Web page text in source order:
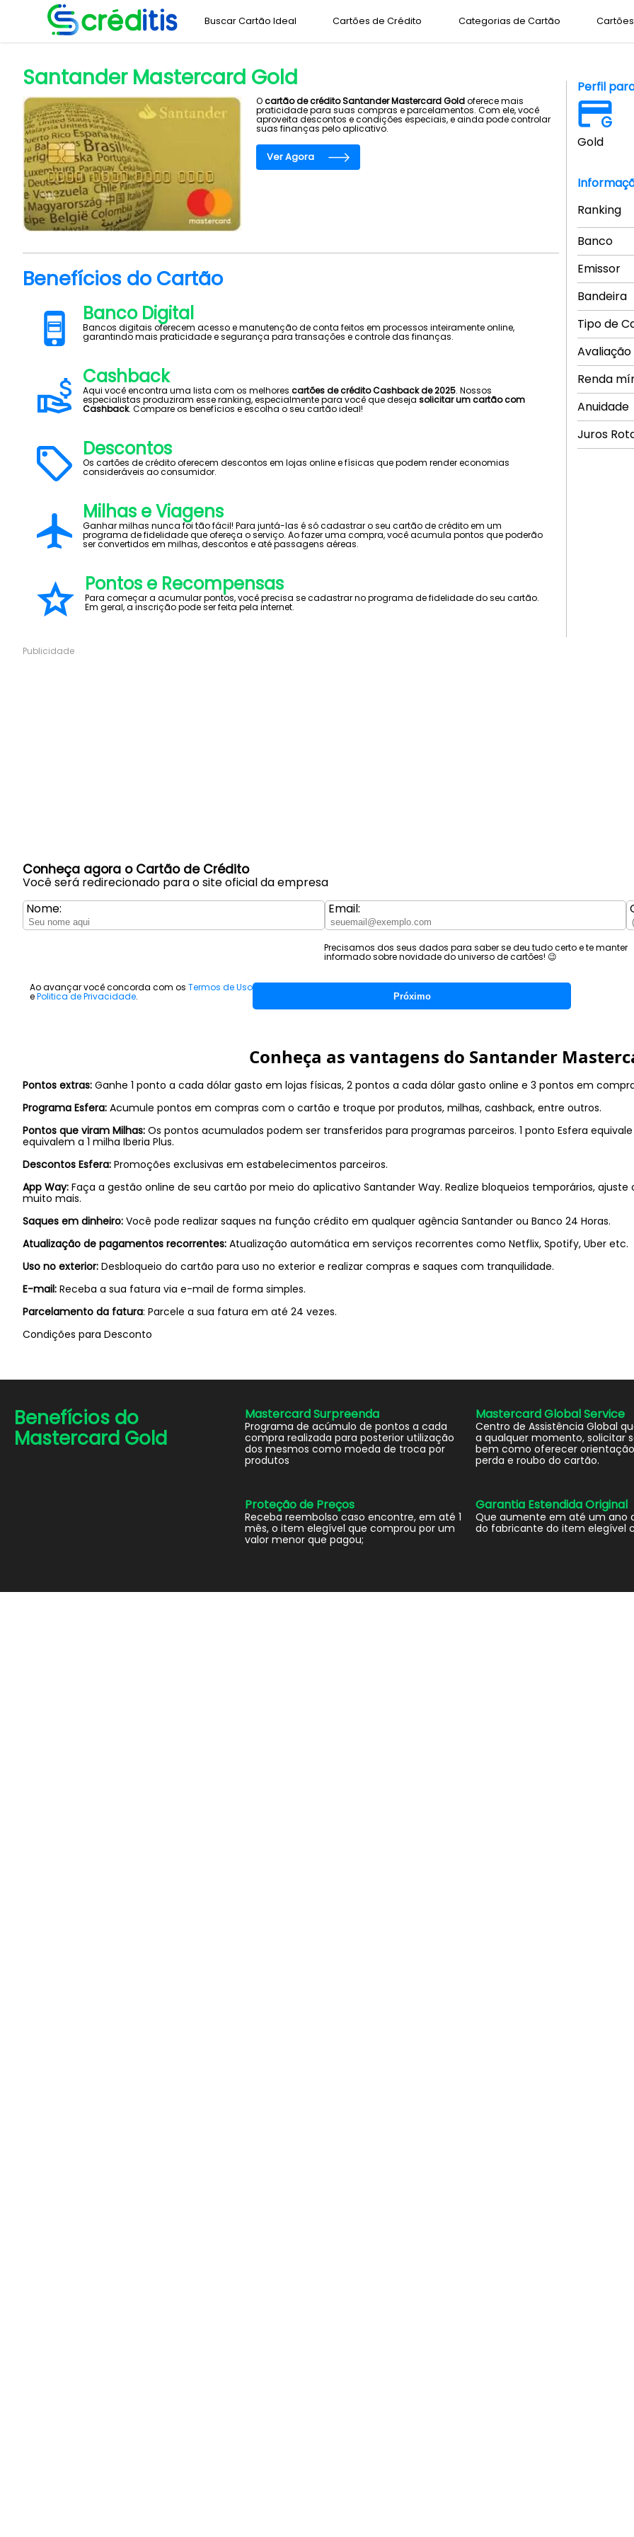
Buscar Cartão Ideal Cartões de Crédito Categorias de Cartão
Santander Mastercard Gold
Ocartão de crédito Santander Mastercard Goldoferece mais
praticidade para suas compras e parcelamentos. Com ele, você
aproveita descontos e condições especiais, e ainda pode controlar
suas finanças pelo aplicativo.
Ver Agora
Benefícios do Cartão
Banco Digital
Bancos digitais oferecem acesso e manutenção de conta feitos em processos inteiramente online,
garantindo mais praticidade e segurança para transações e controle das finanças.
Cashback
Aqui você encontra uma lista com os melhores cartões de crédito Cashback de 2025. Nossos
especialistas produziram esse ranking, especialmente para você que deseja solicitar um cartão com
Cashback. Compare os benefícios e escolha o seu cartão ideal!
Descontos
Os cartões de crédito oferecem descontos em lojas online e físicas que podem render economias
consideráveis ao consumidor.
Milhas e Viagens
Ganhar milhas nunca foi tão fácil! Para juntá-las é só cadastrar o seu cartão de crédito em um
programa de fidelidade que ofereça o serviço. Ao fazer uma compra, você acumula pontos que poderão
ser convertidos em milhas, descontos e até passagens aéreas.
Pontos e Recompensas
Para começar a acumular pontos, você precisa se cadastrar no programa de fidelidade do seu cartão.
Em geral, a inscrição pode ser feita pela internet.
Perfil
G
Gold
Ranking
Banco
Emissor
Bandeira
Tipo de
Renda
Anuidade
Juros
Publicidade
Conheça as vantagens do Santander
Pontos extras: Ganhe 1 ponto a cada dólar gasto em lojas físicas, 2 pontos a cada dólar gasto online e 3 pontos em
Programa Esfera: Acumule pontos em compras com o cartão e troque por produtos, milhas, cashback, entre outros.
Pontos que viram Milhas: Os pontos acumulados podem ser transferidos para programas parceiros. 1 ponto Esfera equivale
equivalem a 1 milha Iberia Plus.
Descontos Esfera: Promoções exclusivas em estabelecimentos parceiros.
App Way: Faça a gestão online de seu cartão por meio do aplicativo Santander Way. Realize bloqueios temporários,
muito mais.
Saques em dinheiro: Você pode realizar saques na função crédito em qualquer agência Santander ou Banco 24 Horas.
Atualização de pagamentos recorrentes: Atualização automática em serviços recorrentes como Netflix, Spotify, Uber etc.
Uso no exterior: Desbloqueio do cartão para uso no exterior e realizar compras e saques com tranquilidade.
E-mail: Receba a sua fatura via e-mail de forma simples.
Parcelamento da fatura: Parcele a sua fatura em até 24 vezes.
Condições para Desconto
Conheça agora o Cartão de Crédito
Você será redirecionado para o site oficial da empresa
Nome:
Email:
Precisamos dos seus dados para saber se deu tudo certo e te manter
informado sobre novidade do universo de cartões! 😉
Ao avançar você concorda com os Termos de Uso
ePolitica de Privacidade. Próximo
Benefícios do
Mastercard Gold
Mastercard Surpreenda
Programa de acúmulo de pontos a cada
compra realizada para posterior utilização
dos mesmos como moeda de troca por
produtos
Mastercard Global Service
Centro de Assistência Global
a qualquer momento, solicitar
bem como oferecer
perda e roubo do cartão.
Proteção de Preços
Receba reembolso caso encontre, em até 1
mês, o item elegível que comprou por um
valor menor que pagou;
Garantia Estendida Original
Que aumente em até um ano
do fabricante do item elegível